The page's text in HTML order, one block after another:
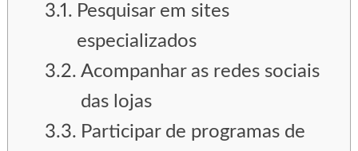
Pesquisar em sites
especializados
Acompanhar as redes sociais
das lojas
Participar de programas de